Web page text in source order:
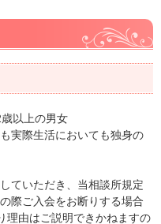
以上の男女
実際生活においても独身の
ていただき、当相談所規定
際ご入会をお断りする場合
理由はご説明できかねますの